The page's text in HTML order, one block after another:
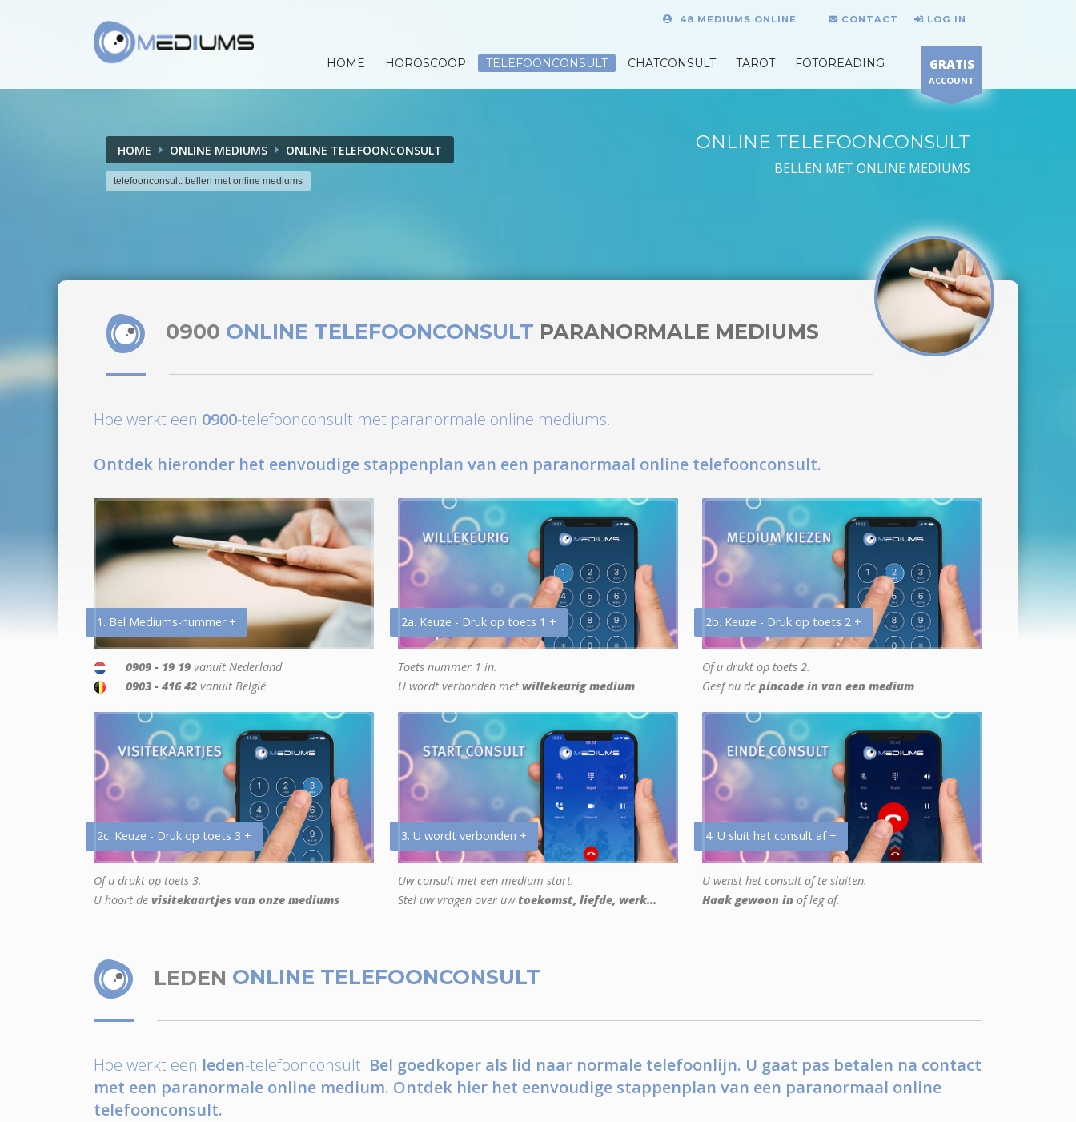
48 MEDIUMS ONLINE CONTACT LOG IN
HOME HOROSCOOP TELEFOONCONSULT CHATCONSULT TAROT FOTOREADING GRATIS
ACCOUNT
HOME ONLINE MEDIUMS ONLINE TELEFOONCONSULT
telefoonconsult: bellen met online mediums
ONLINE TELEFOONCONSULT
BELLEN MET ONLINE MEDIUMS
0900 ONLINE TELEFOONCONSULT PARANORMALE MEDIUMS
Hoe werkt een 0900-telefoonconsult met paranormale online mediums.
Ontdek hieronder het eenvoudige stappenplan van een paranormaal online telefoonconsult.
1. Bel Mediums-nummer +
0909 - 19 19 vanuit Nederland
0903 - 416 42 vanuit België
2a. Keuze - Druk op toets 1 +
Toets nummer 1 in.
U wordt verbonden met willekeurig medium
2b. Keuze - Druk op toets 2 +
Of u drukt op toets 2.
Geef nu de pincode in van een medium
2c. Keuze - Druk op toets 3 +
Of u drukt op toets 3.
U hoort de visitekaartjes van onze mediums
3. U wordt verbonden +
Uw consult met een medium start.
Stel uw vragen over uwtoekomst, liefde, werk...
4. U sluit het consult af +
U wenst het consult af te sluiten.
Haak gewoon in of leg af.
LEDEN ONLINE TELEFOONCONSULT
Hoe werkt een leden-telefoonconsult. Bel goedkoper als lid naar normale telefoonlijn. U gaat pas betalen na contact
met een paranormale online medium. Ontdek hier het eenvoudige stappenplan van een paranormaal online
telefoonconsult.